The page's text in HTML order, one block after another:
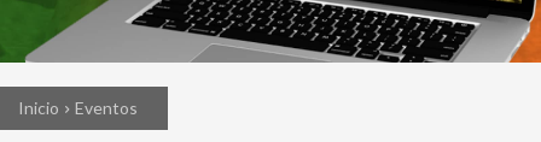
Inicio Eventos